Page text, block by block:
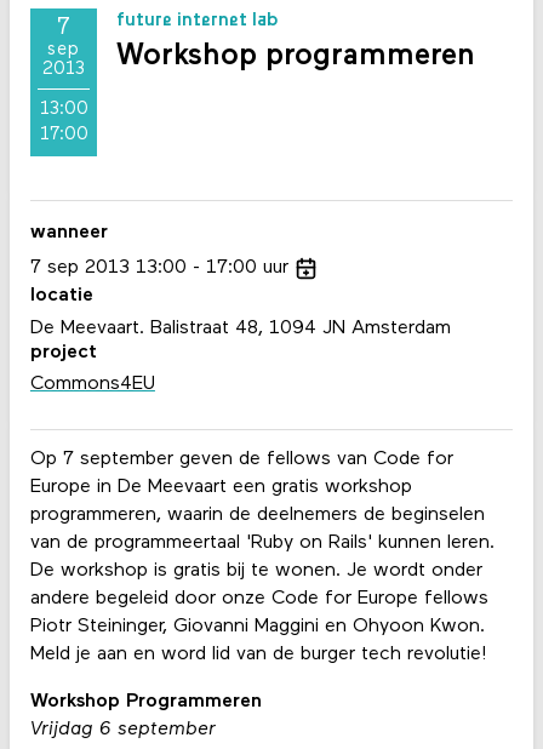
7
sep
2013
13:00
17:00
future internet lab
Workshop programmeren
Op 7 september geven de fellows van Code for
Europe in De Meevaart een gratis workshop
programmeren, waarin de deelnemers de beginselen
van de programmeertaal 'Ruby on Rails' kunnen leren.
De workshop is gratis bij te wonen. Je wordt onder
andere begeleid door onze Code for Europe fellows
Piotr Steininger, Giovanni Maggini en Ohyoon Kwon.
Meld je aan en word lid van de burger tech revolutie!
Workshop Programmeren
Vrijdag 6 september
wanneer
7 sep 2013 13:00 17:00 uur
locatie
De Meevaart. Balistraat 48, 1094 JN Amsterdam
project
Commons4EU